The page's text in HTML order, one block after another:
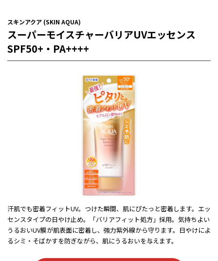
スキンアクア (SKIN AQUA)
スーパーモイスチャーバリアUVエッセンス
SPF50+・PA++++
汗肌でも密着フィットUV。つけた瞬間、肌にぴたっと密着します。エッ
センスタイプの日やけ止め。「バリアフィット処方」採用。気持ちよい
うるおいUV膜が肌表面に密着し、強力紫外線から守ります。日やけによ
るシミ・そばかすを防ぎながら、肌にうるおいを与えます。